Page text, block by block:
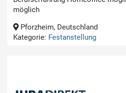
möglich
Pforzheim, Deutschland
Kategorie: Festanstellung